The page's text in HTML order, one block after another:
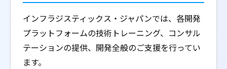
インフラジスティックス・ジャパンでは、各開発
プラットフォームの技術トレーニング、コンサル
テーションの提供、開発全般のご支援を行ってい
ます。